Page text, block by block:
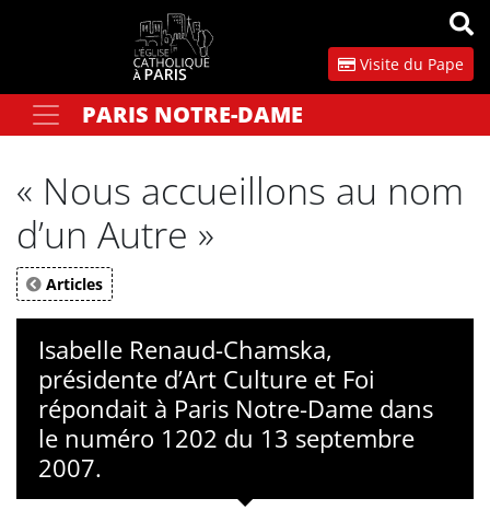
Visite du Pape
Votre recherchePARIS NOTRE-DAME
« Nous accueillons au nom
d’un Autre »
Articles
Isabelle Renaud-Chamska,
présidente d’Art Culture et Foi
répondait à Paris Notre-Dame dans
le numéro 1202 du 13 septembre
2007.
Panneau de gestion des cookies